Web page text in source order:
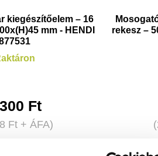
kiegészítőelem – 16
mm - HENDI
Ft
Ft + ÁFA)
rekesz –
(